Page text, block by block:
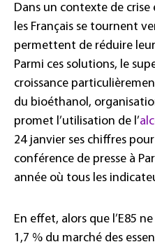
Dans un contexte de
les Français se tournent
permettent de réduire
Parmi ces solutions, le
croissance
du bioéthanol,
promet l’utilisation de l’
24 janvier ses chiffres
conférence de presse à
année où tous les
En effet, alors que l’E85
1,7 % du marché des